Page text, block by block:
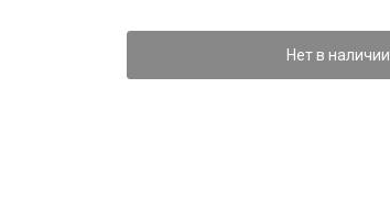
Нет в наличии